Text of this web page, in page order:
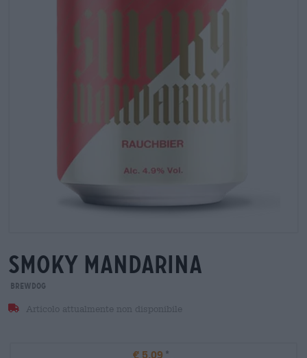
smoky mandarina
BrewDog
Articolo attualmente non disponibile
€ 5,09